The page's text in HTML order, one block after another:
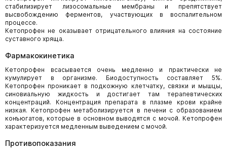
стабилизирует лизосомальные мембраны и препятствует
высвобождению ферментов, участвующих в воспалительном
процессе.
Кетопрофен не оказывает отрицательного влияния на состояние
суставного хряща.
Фармакокинетика
Кетопрофен всасывается очень медленно и практически не
кумулирует в организме. Биодоступность составляет 5%.
Кетопрофен проникает в подкожную клетчатку, связки и мышцы,
синовиальную жидкость и достигает там терапевтических
концентраций. Концентрация препарата в плазме крови крайне
низкая. Кетопрофен метаболизируется в печени с образованием
конъюгатов, которые в основном выводятся с мочой. Кетопрофен
характеризуется медленным выведением с мочой.
Противопоказания